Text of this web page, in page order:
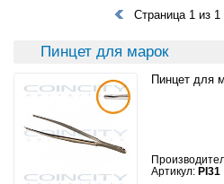
Страница 1 из 1
Пинцет для марок
Пинцет для
Артикул: PI31